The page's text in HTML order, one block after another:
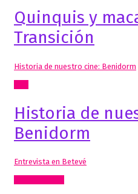
Quinquis y
Transición
Historia de nuestro cine: Benidorm
Historia de
Benidorm
Entrevista en Betevé